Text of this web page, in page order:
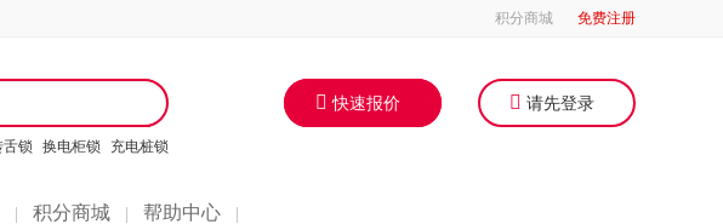
积分商城 免费注册
舌锁 换电柜锁 充电桩锁
积分商城 帮助中心
快速报价 请先登录